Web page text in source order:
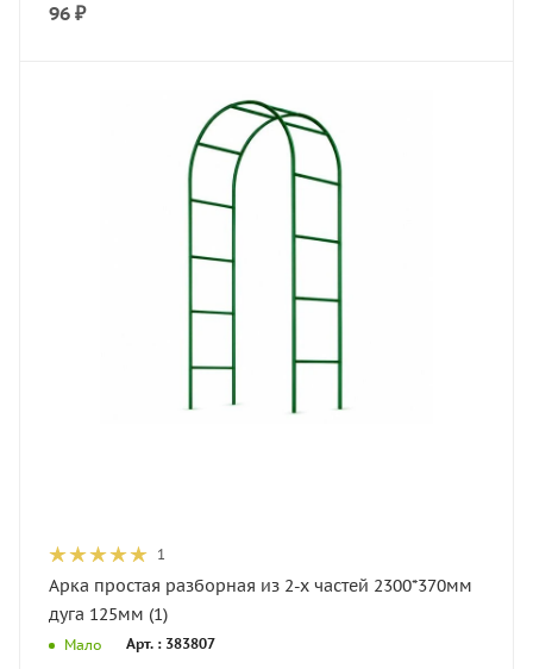
96 ₽
1
Арка простая разборная из 2-х частей 2300*370мм
дуга 125мм (1)
Мало Арт. : 383807